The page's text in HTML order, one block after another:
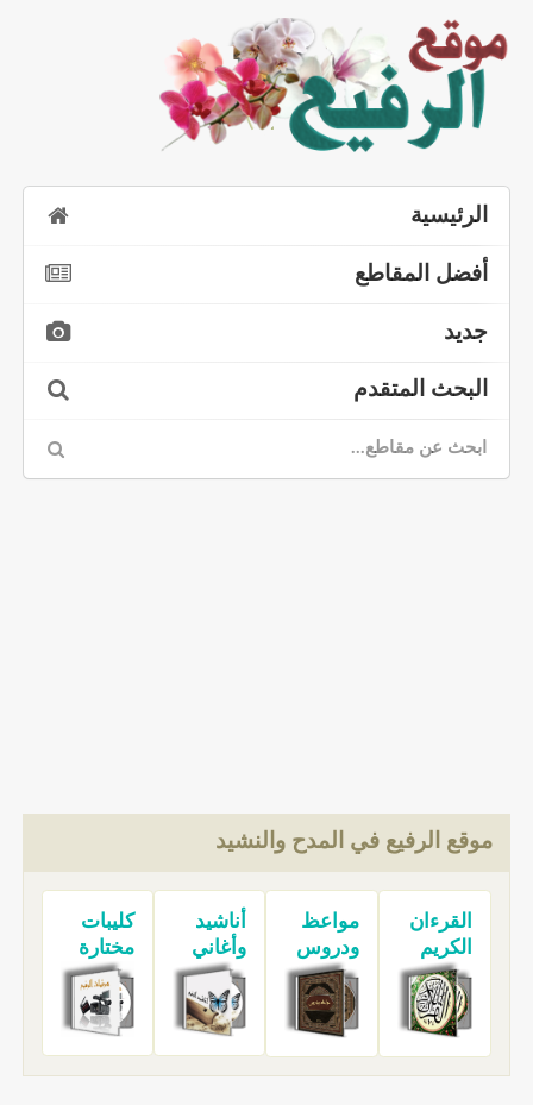
الرئيسية
أفضل المقاطع
جديد
البحث المتقدم
موقع الرفيع في المدح والنشيد
القرءان
الكريم
مواعظ
ودروس
أناشيد
وأغاني
كليبات
مختارة